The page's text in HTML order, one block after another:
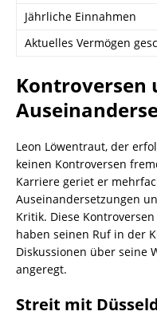
Jährliche Einnahmen
Aktuelles Vermögen
Kontroversen
Leon Löwentraut, der
keinen Kontroversen
Karriere geriet er
Auseinandersetzungen
Kritik. Diese
haben seinen Ruf in der
Diskussionen über seine
angeregt.
Streit mit